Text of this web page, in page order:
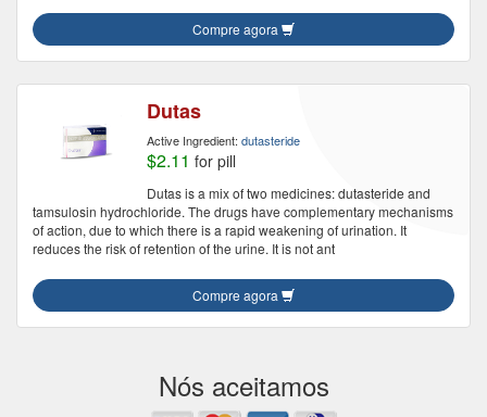
Compre agora
Dutas
Active Ingredient: dutasteride
$2.11 for pill
Dutas is a mix of two medicines: dutasteride and
tamsulosin hydrochloride. The drugs have complementary mechanisms
of action, due to which there is a rapid weakening of urination. It
reduces the risk of retention of the urine. It is not ant
Compre agora
Nós aceitamos